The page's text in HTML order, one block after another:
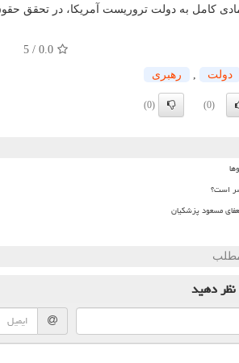
کامل به دولت تروریست آمریکا، در تحقق
0.0
/
5
دولت رهبری
(0)
(0)
است؟
مطلب
نظر دهید